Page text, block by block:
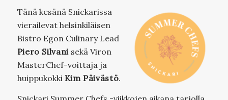
Tänä kesänä Snickarissa
vierailevat helsinkiläisen
Bistro Egon Culinary Lead
Piero Silvanisekä Viron
MasterChef-voittaja ja
huippukokki Kim Päivästö.